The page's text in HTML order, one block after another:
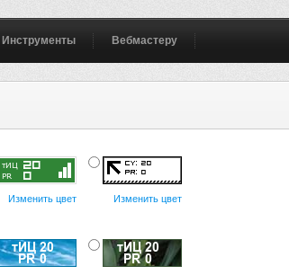
Инструменты Вебмастеру
Изменить цвет Изменить цвет